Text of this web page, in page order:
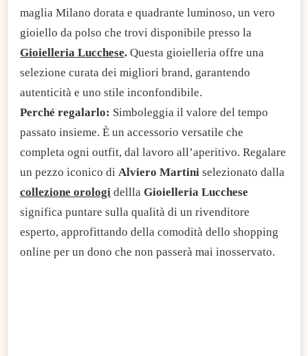
maglia Milano dorata e quadrante luminoso, un vero
gioiello da polso che trovi disponibile presso la
Gioielleria Lucchese. Questa gioielleria offre una
selezione curata dei migliori brand, garantendo
autenticità e uno stile inconfondibile.
Perché regalarlo: Simboleggia il valore del tempo
passato insieme. È un accessorio versatile che
completa ogni outfit, dal lavoro all’aperitivo. Regalare
un pezzo iconico di Alviero Martini selezionato dalla
collezione orologi dellla Gioielleria Lucchese
significa puntare sulla qualità di un rivenditore
esperto, approfittando della comodità dello shopping
online per un dono che non passerà mai inosservato.